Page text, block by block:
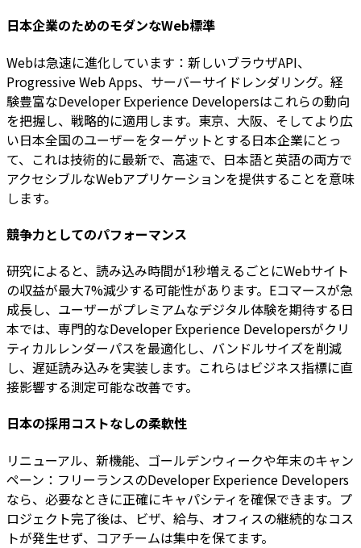
日本企業のためのモダンなWeb標準
Webは急速に進化しています：新しいブラウザAPI、
Progressive Web Apps、サーバーサイドレンダリング。経
験豊富なDeveloper Experience Developersはこれらの動向
を把握し、戦略的に適用します。東京、大阪、そしてより広
い日本全国のユーザーをターゲットとする日本企業にとっ
て、これは技術的に最新で、高速で、日本語と英語の両方で
アクセシブルなWebアプリケーションを提供することを意味
します。
競争力としてのパフォーマンス
研究によると、読み込み時間が1秒増えるごとにWebサイト
の収益が最大7%減少する可能性があります。Eコマースが急
成長し、ユーザーがプレミアムなデジタル体験を期待する日
本では、専門的なDeveloper Experience Developersがクリ
ティカルレンダーパスを最適化し、バンドルサイズを削減
し、遅延読み込みを実装します。これらはビジネス指標に直
接影響する測定可能な改善です。
日本の採用コストなしの柔軟性
リニューアル、新機能、ゴールデンウィークや年末のキャン
ペーン：フリーランスのDeveloper Experience Developers
なら、必要なときに正確にキャパシティを確保できます。プ
ロジェクト完了後は、ビザ、給与、オフィスの継続的なコス
トが発生せず、コアチームは集中を保てます。